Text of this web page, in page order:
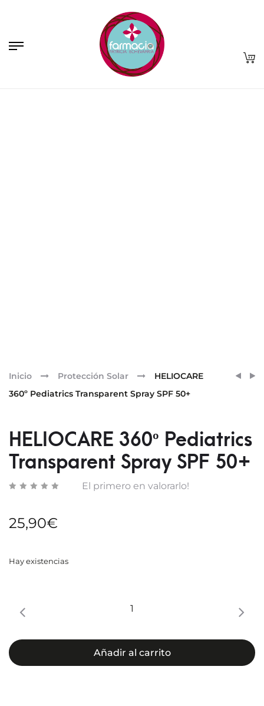
SPF
50
Inicio Protección Solar
HELIOCARE
360º Pediatrics Transparent Spray SPF 50+
HELIOCARE 360º Pediatrics
Transparent Spray SPF 50+
El primero en valorarlo!
25,90€
Hay existencias
360º
Transparent
Spray
Añadir al carrito